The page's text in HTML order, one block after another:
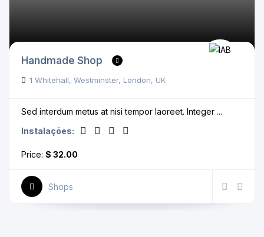
Handmade Shop
1 Whitehall, Westminster, London, UK
Sed interdum metus at nisi tempor laoreet. Integer ...
Instalações:
Price: $ 32.00
Shops